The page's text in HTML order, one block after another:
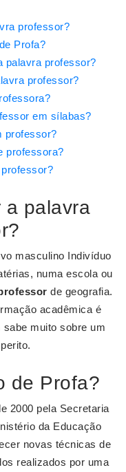
professor?
Profa?
palavra professor?
professor?
em sílabas?
professor?
professora?
a palavra
masculino Indivíduo
numa escola ou
de geografia.
acadêmica é
muito sobre um
de Profa?
2000 pela Secretaria
da Educação
novas técnicas de
realizados por uma